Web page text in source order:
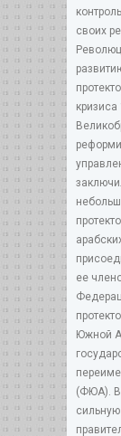
своих
ее
Южной
(ФЮА). В